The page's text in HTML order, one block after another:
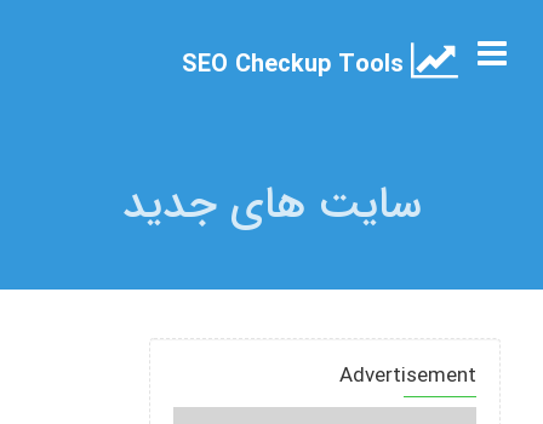
سایت های جدید
Advertisement